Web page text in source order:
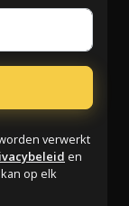
verwerkt
en
op elk